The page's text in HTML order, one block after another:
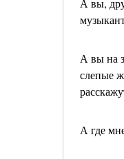
А вы,
А вы на
слепые
А где